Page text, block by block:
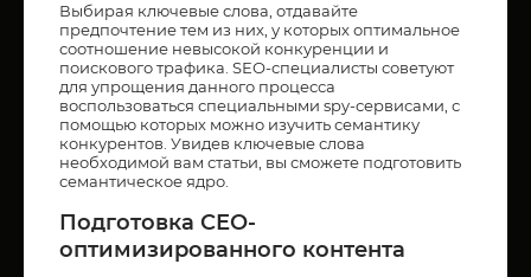
Выбирая ключевые слова, отдавайте
предпочтение тем из них, у которых оптимальное
соотношение невысокой конкуренции и
поискового трафика. SЕО-специалисты советуют
для упрощения данного процесса
воспользоваться специальными spy-сервисами, с
помощью которых можно изучить семантику
конкурентов. Увидев ключевые слова
необходимой вам статьи, вы сможете подготовить
семантическое ядро.
Подготовка СЕО-
оптимизированного контента